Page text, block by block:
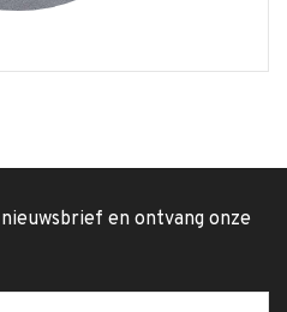
en ontvang onze